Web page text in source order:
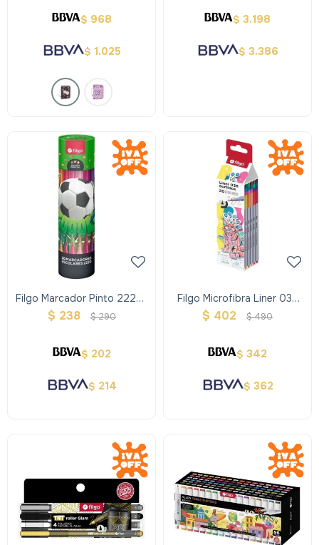
$ 968
$ 1.025
$ 3.198
$ 3.386
Filgo Marcador Pinto 2220-
20 Fantasia Futbol
$ 238 $290
$ 202
$ 214
Filgo Microfibra Liner 038
0.4
$ 402 $490
$ 342
$ 362